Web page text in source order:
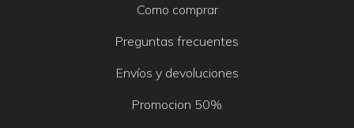
Como comprar
Preguntas frecuentes
Envíos y devoluciones
Promocion 50%